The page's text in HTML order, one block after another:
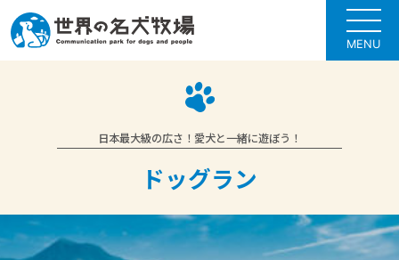
MENU
日本最大級の広さ！愛犬と一緒に遊ぼう！
ドッグラン